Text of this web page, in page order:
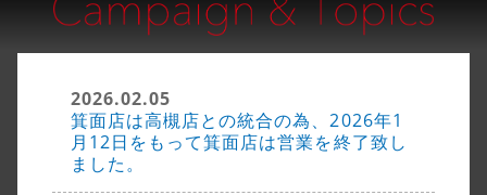
2026.02.05
箕面店は高槻店との統合の為、2026年1
月12日をもって箕面店は営業を終了致し
ました。